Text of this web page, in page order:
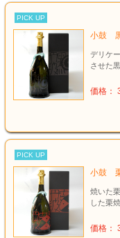
PICK UP
小鼓
デリケ
させた
価格：
PICK UP
小鼓
焼いた
した栗
価格：